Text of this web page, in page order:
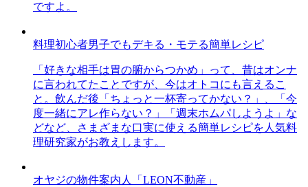
ですよ。
料理初心者男子でもデキる・モテる簡単レシピ
「好きな相手は胃の腑からつかめ」って、昔はオンナ
に言われてたことですが、今はオトコにも言えるこ
と。飲んだ後「ちょっと一杯寄ってかない？」、「今
度一緒にアレ作らない？」「週末ホムパしようよ」な
どなど、さまざまな口実に使える簡単レシピを人気料
理研究家がお教えします。
オヤジの物件案内人「LEON不動産」